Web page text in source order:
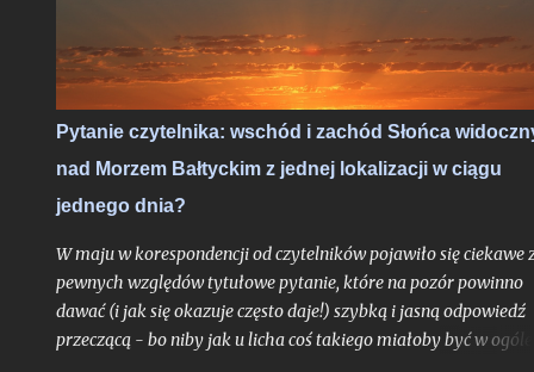
słoneczny klasyfikowany od grudnia 2019 roku, dopiero
raczkował. Trudno było więc oczekiwać aby tarcza Słońca była
już urozmaicona jakimikolwiek plamami mogącymi
nam widoki i fotografie zaćmienia, jakkolwiek pomijalne by
nie było. Liczba Wolfa była wówczas wyzerowana.
Pytanie czytelnika: wschód i zachód Słońca
nad Morzem Bałtyckim z jednej lokalizacji w ciągu
jednego dnia?
W maju w korespondencji od czytelników pojawiło się ciekawe
pewnych względów tytułowe pytanie, które na pozór powinno
dawać (i jak się okazuje często daje!) szybką i jasną odpowiedź
przeczącą - bo niby jak u licha coś takiego miałoby być w ogóle